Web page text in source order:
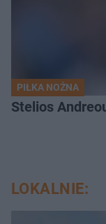
PIŁKA NOŻNA
Stelios
LOKALNIE: